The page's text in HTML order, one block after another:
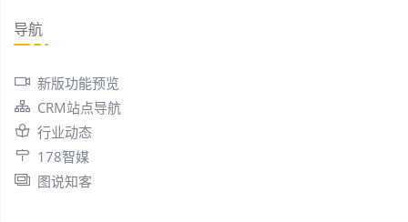
导航
新版功能预览
CRM站点导航
行业动态
178智媒
图说知客